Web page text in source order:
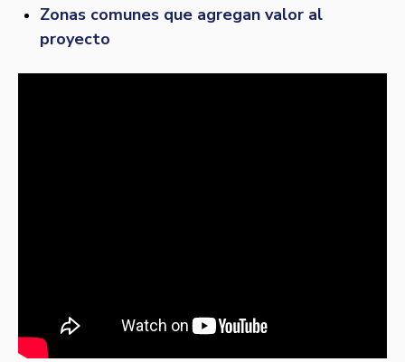
Zonas comunes que agregan valor al
proyecto